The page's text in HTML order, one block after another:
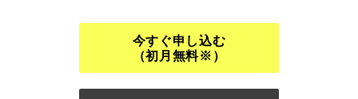
今すぐ申し込む
（初月無料※）